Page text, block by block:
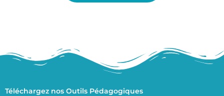
Téléchargez nos Outils Pédagogiques